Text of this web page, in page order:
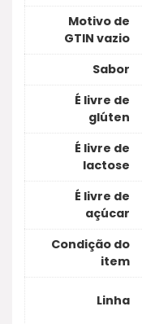
Motivo de
GTIN vazio
Sabor
É livre de
glúten
É livre de
lactose
É livre de
açúcar
Condição do
item
Linha